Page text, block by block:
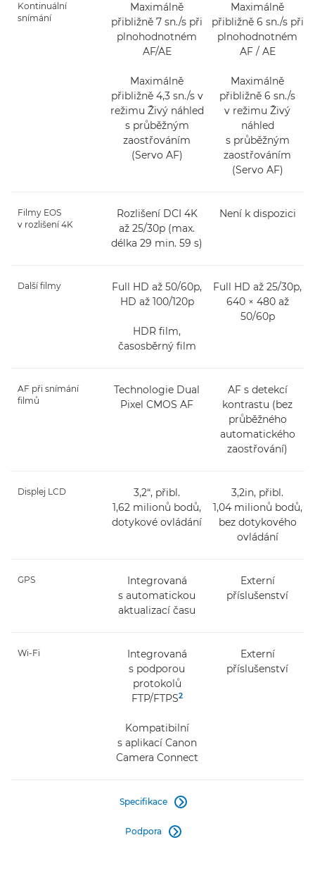
Kontinuální
snímání
Maximálně
přibližně 7 sn./s při
plnohodnotném
AF/AE
Maximálně
přibližně 4,3 sn./s v
režimu Živý náhled
s průběžným
zaostřováním
(Servo AF)
Maximálně
přibližně 6 sn./s při
plnohodnotném
AF / AE
Maximálně
přibližně 6 sn./s
v režimu Živý
náhled
s průběžným
zaostřováním
(Servo AF)
Filmy EOS
v rozlišení 4K
Rozlišení DCI 4K
až 25/30p (max.
délka 29 min. 59 s)
Není k dispozici
Další filmy
Full HD až 50/60p,
HD až 100/120p
HDR film,
časosběrný film
Full HD až 25/30p,
640 × 480 až
50/60p
AF při snímání
filmů
Technologie Dual
Pixel CMOS AF
AF s detekcí
kontrastu (bez
průběžného
automatického
zaostřování)
Displej LCD
3,2“, přibl.
1,62 milionů bodů,
dotykové ovládání
3,2in, přibl.
1,04 milionů bodů,
bez dotykového
ovládání
GPS
Integrovaná
s automatickou
aktualizací času
Externí
příslušenství
Wi-Fi
Integrovaná
s podporou
protokolů
FTP/FTPS2
Kompatibilní
s aplikací Canon
Camera Connect
Externí
příslušenství
Specifikace 
Podpora 